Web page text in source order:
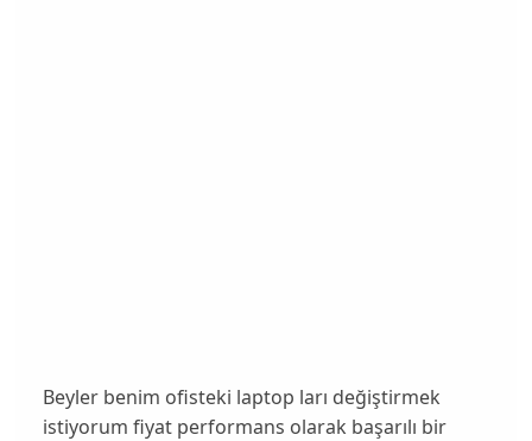
Beyler benim ofisteki laptop ları değiştirmek
istiyorum fiyat performans olarak başarılı bir